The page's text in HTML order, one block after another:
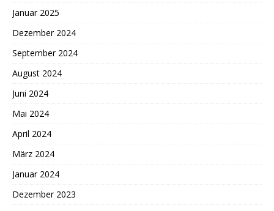
Januar 2025
Dezember 2024
September 2024
August 2024
Juni 2024
Mai 2024
April 2024
März 2024
Januar 2024
Dezember 2023